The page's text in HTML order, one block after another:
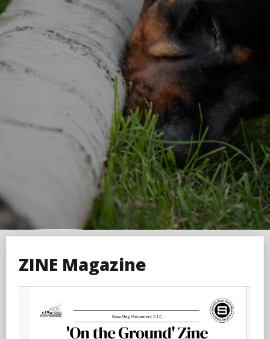
ZINE Magazine